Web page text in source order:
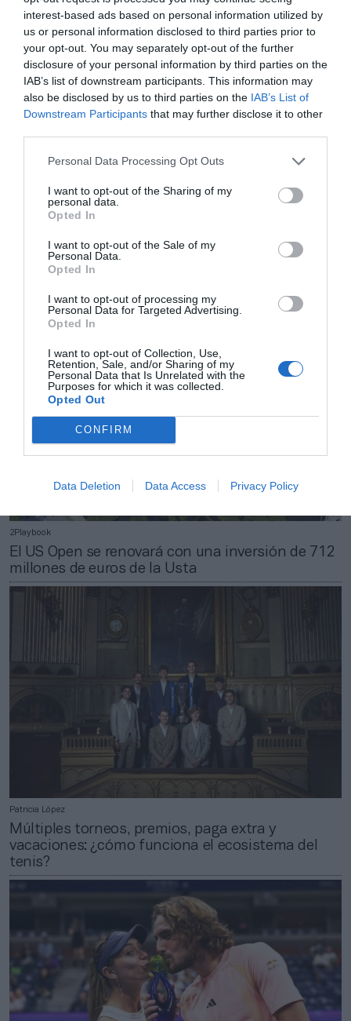
interest-based ads based on personal information utilized by
us or personal information disclosed to third parties prior to
your opt-out. You may separately opt-out of the further
disclosure of your personal information by third parties on the
IAB’s list of downstream participants. This information may
also be disclosed by us to third parties on the IAB’s List of
Downstream Participants that may further disclose it to other
Personal Data Processing Opt Outs
I want to opt-out of the Sharing of my
personal data.
Opted In
I want to opt-out of the Sale of my
Personal Data.
Opted In
I want to opt-out of processing my
Personal Data for Targeted Advertising.
Opted In
I want to opt-out of Collection, Use,
Retention, Sale, and/or Sharing of my
Personal Data that Is Unrelated with the
Purposes for which it was collected.
Opted Out
CONFIRM
Data Deletion Data Access Privacy Policy
76,5 millones de euros en la edición de 2025
2Playbook
El US Open marca un nuevo récord de ‘prize
money’ con 90 millones de dólares en 2025
2Playbook
El US Open se renovará con una inversión de 712
millones de euros de la Usta
Patricia López
Múltiples torneos, premios, paga extra y
vacaciones: ¿cómo funciona el ecosistema del
tenis?